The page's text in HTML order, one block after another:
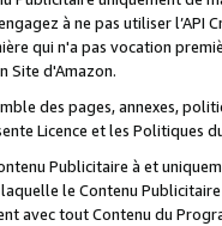
à ne pas utiliser l’API
qui n'a pas vocation
Site d'Amazon.
des pages, annexes,
Licence et les Politiques
Publicitaire à et
le Contenu
avec tout Contenu du